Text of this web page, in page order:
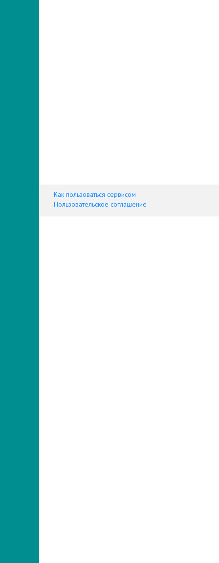
Как пользоваться сервисом
Пользовательское соглашение